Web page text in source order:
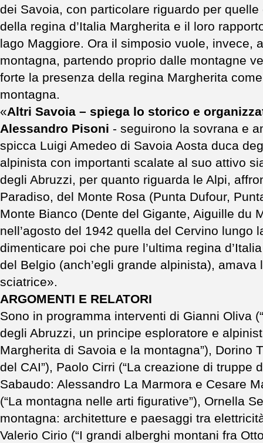
dei Savoia, con particolare riguardo per
della regina d’Italia Margherita e il loro
lago Maggiore. Ora il simposio vuole, invece,
montagna, partendo proprio dalle montagne
forte la presenza della regina Margherita
montagna.
«Altri Savoia – spiega lo storico e
Alessandro Pisoni - seguirono la sovrana e
spicca Luigi Amedeo di Savoia Aosta duca
alpinista con importanti scalate al suo attivo
degli Abruzzi, per quanto riguarda le Alpi,
Paradiso, del Monte Rosa (Punta Dufour,
Monte Bianco (Dente del Gigante, Aiguille du
nell’agosto del 1942 quella del Cervino lungo
dimenticare poi che pure l’ultima regina
del Belgio (anch’egli grande alpinista),
sciatrice».
ARGOMENTI E RELATORI
Sono in programma interventi di Gianni Oliva
degli Abruzzi, un principe esploratore e
Margherita di Savoia e la montagna”), Dorino
del CAI”), Paolo Cirri (“La creazione di truppe
Sabaudo: Alessandro La Marmora e Cesare
(“La montagna nelle arti figurative”), Ornella
montagna: architetture e paesaggi tra
Valerio Cirio (“I grandi alberghi montani fra